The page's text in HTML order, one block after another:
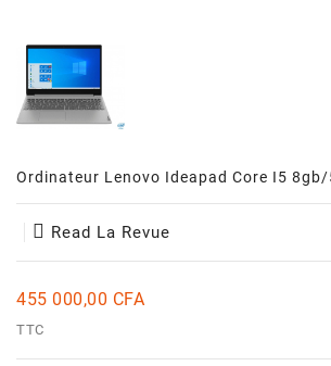
Bébé
Véhicules
Et
Jouets
Beauté
Ordinateur Lenovo Ideapad Core I5
Read La Revue
455 000,00 CFA
TTC